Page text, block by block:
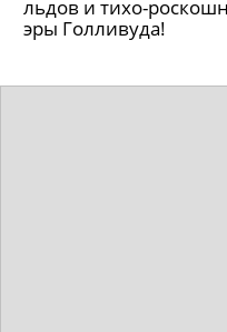
льдов и тихо-
эры Голливуда!